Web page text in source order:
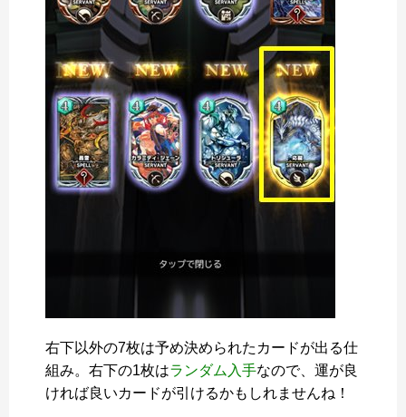
右下以外の7枚は予め決められたカードが出る仕
組み。右下の1枚はランダム入手なので、運が良
ければ良いカードが引けるかもしれませんね！